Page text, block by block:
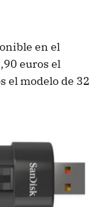
en el
euros el
el modelo de 32